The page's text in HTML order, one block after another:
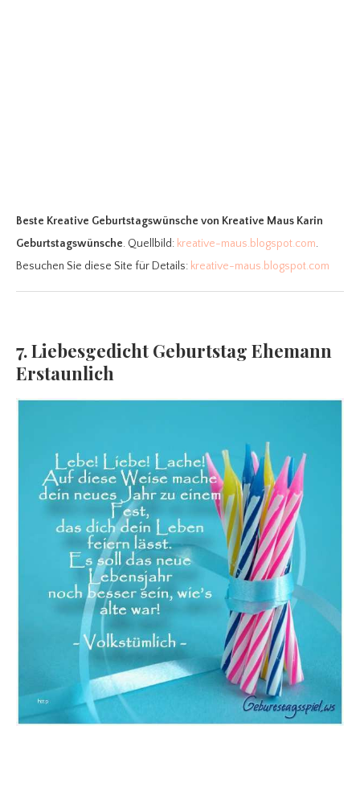
Beste Kreative Geburtstagswünsche von Kreative Maus Karin
Geburtstagswünsche. Quellbild: kreative-maus.blogspot.com.
Besuchen Sie diese Site für Details: kreative-maus.blogspot.com
7. Liebesgedicht Geburtstag Ehemann
Erstaunlich